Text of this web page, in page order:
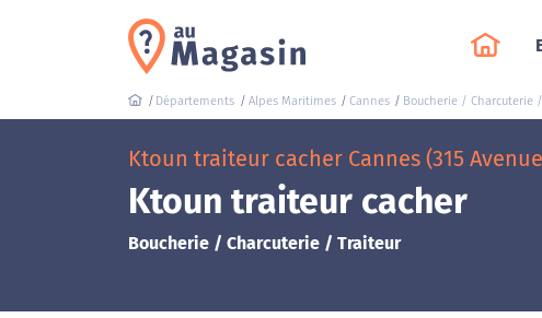
Départements Alpes Maritimes Cannes Boucherie / Charcuterie
Ktoun traiteur cacher Cannes (315
Ktoun traiteur cacher
Boucherie / Charcuterie / Traiteur